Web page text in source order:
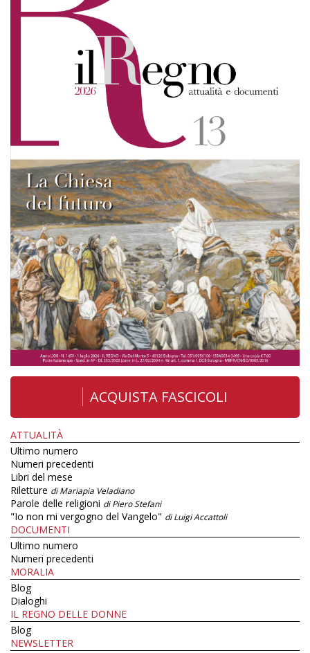
ACQUISTA FASCICOLI
ATTUALITÀ
Ultimo numero
Numeri precedenti
Libri del mese
Riletture di Mariapia Veladiano
Parole delle religioni di Piero Stefani
"Io non mi vergogno del Vangelo" di Luigi Accattoli
DOCUMENTI
Ultimo numero
Numeri precedenti
MORALIA
Blog
Dialoghi
IL REGNO DELLE DONNE
Blog
NEWSLETTER